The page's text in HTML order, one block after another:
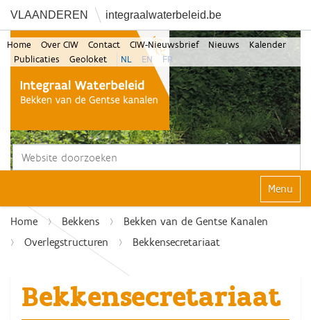
VLAANDEREN integraalwaterbeleid.be
Zoek
Home Over CIW Contact CIW-Nieuwsbrief Nieuws
Kalender
Publicaties
Geoloket NL EN FR
Klap
Home Bekkens
Bekken van de Gentse Kanalen
Overlegstructuren
Bekkensecretariaat
Bekkensecretariaat